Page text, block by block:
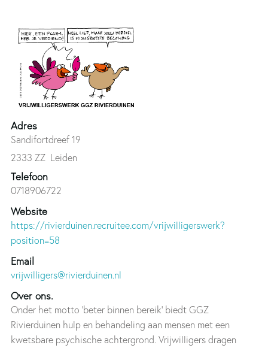
Adres
Sandifortdreef 19
2333 ZZ Leiden
Telefoon
0718906722
Website
https://rivierduinen.recruitee.com/vrijwilligerswerk?
position=58
Email
vrijwilligers@rivierduinen.nl
Over ons.
Onder het motto 'beter binnen bereik' biedt GGZ
Rivierduinen hulp en behandeling aan mensen met een
kwetsbare psychische achtergrond. Vrijwilligers dragen